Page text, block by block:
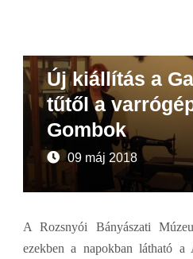
Új kiállítás a
tűtől a
Gombok
09 máj 2018
A Rozsnyói Bányászati
ezekben a napokban látható